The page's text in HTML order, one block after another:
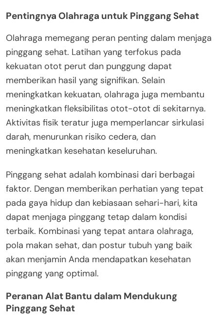
Pentingnya Olahraga untuk Pinggang Sehat
Olahraga memegang peran penting dalam menjaga
pinggang sehat. Latihan yang terfokus pada
kekuatan otot perut dan punggung dapat
memberikan hasil yang signifikan. Selain
meningkatkan kekuatan, olahraga juga membantu
meningkatkan fleksibilitas otot-otot di sekitarnya.
Aktivitas fisik teratur juga memperlancar sirkulasi
darah, menurunkan risiko cedera, dan
meningkatkan kesehatan keseluruhan.
Pinggang sehat adalah kombinasi dari berbagai
faktor. Dengan memberikan perhatian yang tepat
pada gaya hidup dan kebiasaan sehari-hari, kita
dapat menjaga pinggang tetap dalam kondisi
terbaik. Kombinasi yang tepat antara olahraga,
pola makan sehat, dan postur tubuh yang baik
akan menjamin Anda mendapatkan kesehatan
pinggang yang optimal.
Peranan Alat Bantu dalam Mendukung
Pinggang Sehat